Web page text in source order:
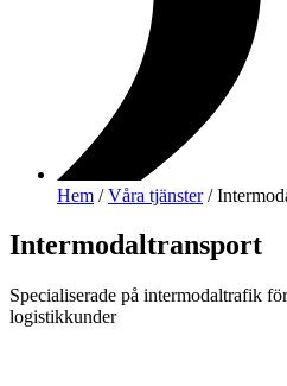
Hem /Våra tjänster/
Intermodaltransport
Specialiserade på intermodaltrafik
logistikkunder